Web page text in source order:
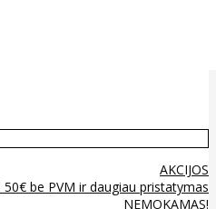
AKCIJOS
be PVM ir daugiau pristatymas
NEMOKAMAS!